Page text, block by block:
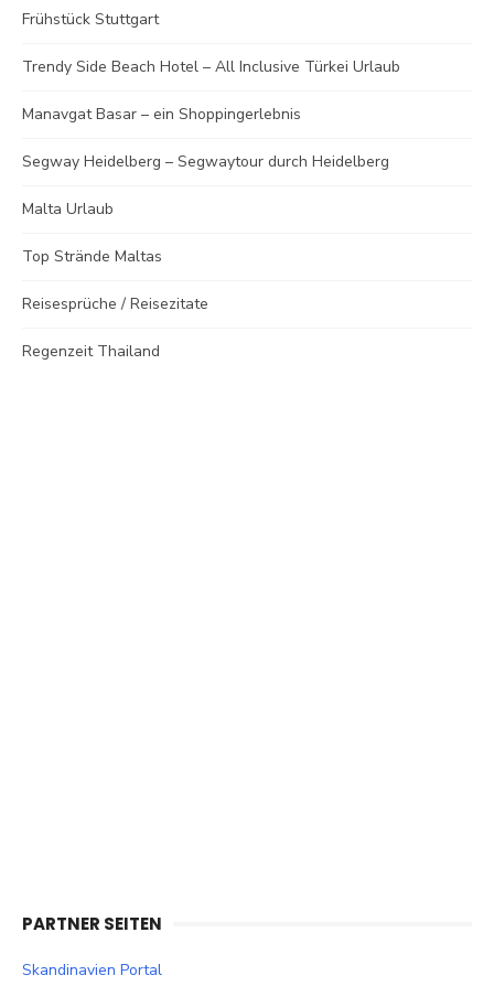
Frühstück Stuttgart
Trendy Side Beach Hotel – All Inclusive Türkei Urlaub
Manavgat Basar – ein Shoppingerlebnis
Segway Heidelberg – Segwaytour durch Heidelberg
Malta Urlaub
Top Strände Maltas
Reisesprüche / Reisezitate
Regenzeit Thailand
PARTNER SEITEN
Skandinavien Portal